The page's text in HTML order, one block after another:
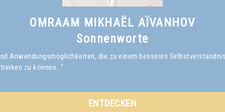
OMRAAM MIKHAËL AÏVANHOV
Sonnenworte
Anwendungsmöglichkeiten, die zu einem besseren
zu können…“
ENTDECKEN